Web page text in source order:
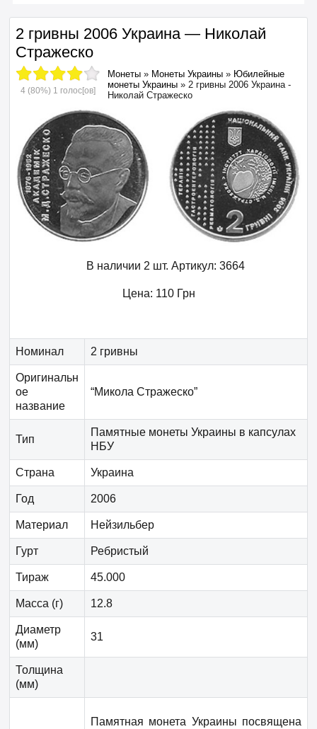
2 гривны 2006 Украина — Николай
Стражеско
4 (80%) 1 голос[ов]
Монеты » Монеты Украины » Юбилейные
монеты Украины » 2 гривны 2006 Украина -
Николай Стражеско
В наличии 2 шт. Артикул: 3664
Цена: 110 Грн
Номинал 2 гривны
Оригинальн
ое
название
“Микола Стражеско”
Тип
Памятные монеты Украины в капсулах
НБУ
Страна Украина
Год 2006
Материал Нейзильбер
Гурт Ребристый
Тираж 45.000
Масса (г) 12.8
Диаметр
(мм)
31
Толщина
(мм)
Памятная монета Украины посвящена